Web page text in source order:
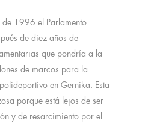
de 1996 el Parlamento
de diez años de
que pondría a la
de marcos para la
en Gernika. Esta
porque está lejos de ser
y de resarcimiento por el